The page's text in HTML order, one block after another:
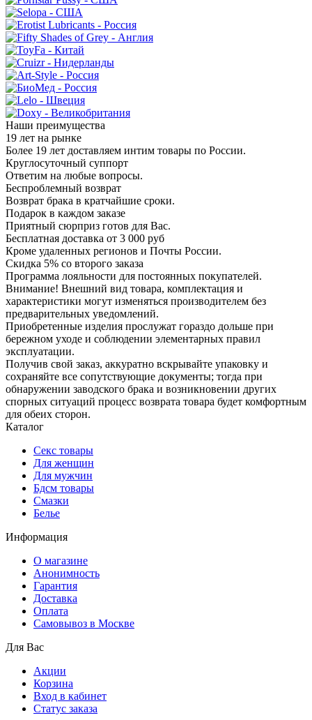
Наши преимущества
19 лет на рынке
Более 19 лет доставляем интим товары по России.
Круглосуточный суппорт
Ответим на любые вопросы.
Беспроблемный возврат
Возврат брака в кратчайшие сроки.
Подарок в каждом заказе
Приятный сюрприз готов для Вас.
Бесплатная доставка от 3 000 руб
Кроме удаленных регионов и Почты России.
Скидка 5% со второго заказа
Программа лояльности для постоянных покупателей.
Внимание! Внешний вид товара, комплектация и
характеристики могут изменяться производителем без
предварительных уведомлений.
Приобретенные изделия прослужат гораздо дольше при
бережном уходе и соблюдении элементарных правил
эксплуатации.
Получив свой заказ, аккуратно вскрывайте упаковку и
сохраняйте все сопутствующие документы; тогда при
обнаружении заводского брака и возникновении других
спорных ситуаций процесс возврата товара будет комфортным
для обеих сторон.
Каталог
Секс товары
Для женщин
Для мужчин
Бдсм товары
Смазки
Белье
Информация
О магазине
Анонимность
Гарантия
Доставка
Oплата
Самовывоз в Москве
Для Вас
Акции
Корзина
Вход в кабинет
Статус заказа